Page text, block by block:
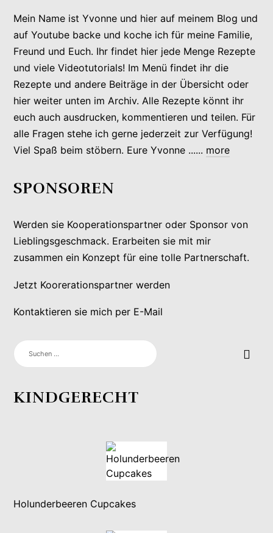
Mein Name ist Yvonne und hier auf meinem Blog und
auf Youtube backe und koche ich für meine Familie,
Freund und Euch. Ihr findet hier jede Menge Rezepte
und viele Videotutorials! Im Menü findet ihr die
Rezepte und andere Beiträge in der Übersicht oder
hier weiter unten im Archiv. Alle Rezepte könnt ihr
euch auch ausdrucken, kommentieren und teilen. Für
alle Fragen stehe ich gerne jederzeit zur Verfügung!
Viel Spaß beim stöbern. Eure Yvonne ...... more
SPONSOREN
Werden sie Kooperationspartner oder Sponsor von
Lieblingsgeschmack. Erarbeiten sie mit mir
zusammen ein Konzept für eine tolle Partnerschaft.
Jetzt Koorerationspartner werden
Kontaktieren sie mich per E-Mail
SUCHEN
NACH:
KINDGERECHT
Holunderbeeren Cupcakes